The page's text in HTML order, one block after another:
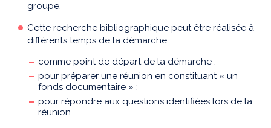
groupe.
Cette recherche bibliographique peut être réalisée à
différents temps de la démarche :
comme point de départ de la démarche ;
pour préparer une réunion en constituant « un
fonds documentaire » ;
pour répondre aux questions identifiées lors de la
réunion.